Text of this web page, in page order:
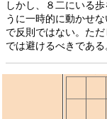
しかし、８二にいる
うに一時的に動かせ
で反則ではない。た
では避けるべきである